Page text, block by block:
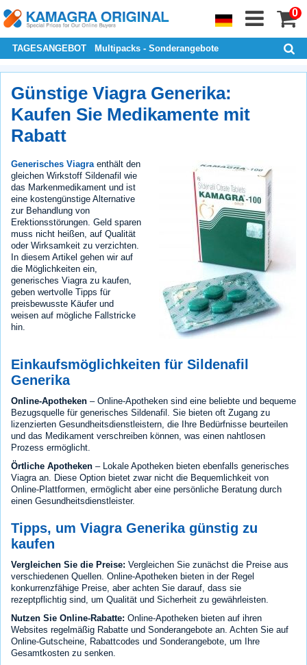
0
TAGESANGEBOT Multipacks - Sonderangebote
Günstige Viagra Generika:
Kaufen Sie Medikamente mit
Rabatt
Generisches Viagra enthält den
gleichen Wirkstoff Sildenafil wie
das Markenmedikament und ist
eine kostengünstige Alternative
zur Behandlung von
Erektionsstörungen. Geld sparen
muss nicht heißen, auf Qualität
oder Wirksamkeit zu verzichten.
In diesem Artikel gehen wir auf
die Möglichkeiten ein,
generisches Viagra zu kaufen,
geben wertvolle Tipps für
preisbewusste Käufer und
weisen auf mögliche Fallstricke
hin.
Einkaufsmöglichkeiten für Sildenafil
Generika
Online-Apotheken – Online-Apotheken sind eine beliebte und bequeme
Bezugsquelle für generisches Sildenafil. Sie bieten oft Zugang zu
lizenzierten Gesundheitsdienstleistern, die Ihre Bedürfnisse beurteilen
und das Medikament verschreiben können, was einen nahtlosen
Prozess ermöglicht.
Örtliche Apotheken – Lokale Apotheken bieten ebenfalls generisches
Viagra an. Diese Option bietet zwar nicht die Bequemlichkeit von
Online-Plattformen, ermöglicht aber eine persönliche Beratung durch
einen Gesundheitsdienstleister.
Tipps, um Viagra Generika günstig zu
kaufen
Vergleichen Sie die Preise: Vergleichen Sie zunächst die Preise aus
verschiedenen Quellen. Online-Apotheken bieten in der Regel
konkurrenzfähige Preise, aber achten Sie darauf, dass sie
rezeptpflichtig sind, um Qualität und Sicherheit zu gewährleisten.
Nutzen Sie Online-Rabatte: Online-Apotheken bieten auf ihren
Websites regelmäßig Rabatte und Sonderangebote an. Achten Sie auf
Online-Gutscheine, Rabattcodes und Sonderangebote, um Ihre
Gesamtkosten zu senken.